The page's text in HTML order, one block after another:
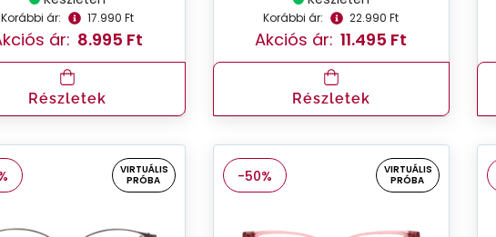
Korábbi ár: 17.990 Ft
ár: 8.995 Ft
Részletek
Korábbi ár: 22.990 Ft
Akciós ár: 11.495 Ft
Részletek
VIRTUÁLIS
PRÓBA
-50%
VIRTUÁLIS
PRÓBA